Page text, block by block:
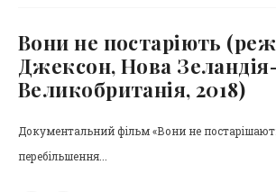
Вони не постаріють
Джексон, Нова
Великобританія, 2018)
Документальний фільм «Вони не
перебільшення...